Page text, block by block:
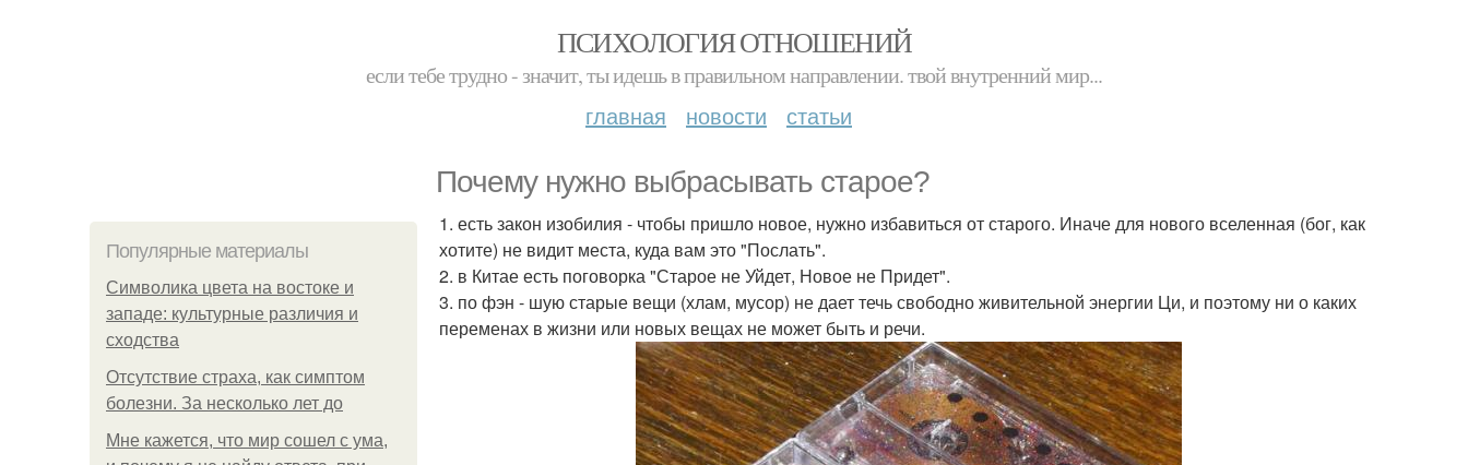
ПСИХОЛОГИЯ ОТНОШЕНИЙ
если тебе трудно - значит, ты идешь в правильном направлении. твой внутренний мир...
главная новости статьи
Почему нужно выбрасывать старое?
Популярные материалы
Символика цвета на востоке и
западе: культурные различия и
сходства
Отсутствие страха, как симптом
болезни. За несколько лет до
Мне кажется, что мир сошел с ума,
1. есть закон изобилия - чтобы пришло новое, нужно избавиться от старого. Иначе для нового вселенная (бог, как
хотите) не видит места, куда вам это "Послать".
2. в Китае есть поговорка "Старое не Уйдет, Новое не Придет".
3. по фэн - шую старые вещи (хлам, мусор) не дает течь свободно живительной энергии Ци, и поэтому ни о каких
переменах в жизни или новых вещах не может быть и речи.